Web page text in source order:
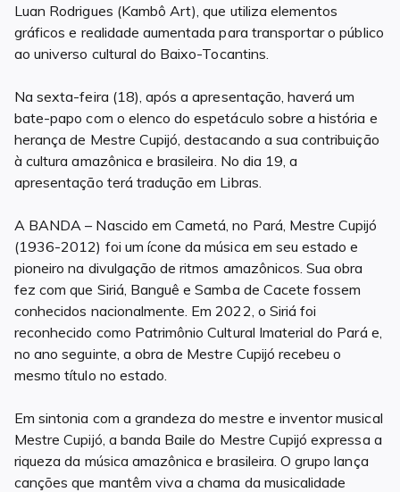
Luan Rodrigues (Kambô Art), que utiliza elementos
gráficos e realidade aumentada para transportar o público
ao universo cultural do Baixo-Tocantins.
Na sexta-feira (18), após a apresentação, haverá um
bate-papo com o elenco do espetáculo sobre a história e
herança de Mestre Cupijó, destacando a sua contribuição
à cultura amazônica e brasileira. No dia 19, a
apresentação terá tradução em Libras.
A BANDA – Nascido em Cametá, no Pará, Mestre Cupijó
(1936-2012) foi um ícone da música em seu estado e
pioneiro na divulgação de ritmos amazônicos. Sua obra
fez com que Siriá, Banguê e Samba de Cacete fossem
conhecidos nacionalmente. Em 2022, o Siriá foi
reconhecido como Patrimônio Cultural Imaterial do Pará e,
no ano seguinte, a obra de Mestre Cupijó recebeu o
mesmo título no estado.
Em sintonia com a grandeza do mestre e inventor musical
Mestre Cupijó, a banda Baile do Mestre Cupijó expressa a
riqueza da música amazônica e brasileira. O grupo lança
canções que mantêm viva a chama da musicalidade